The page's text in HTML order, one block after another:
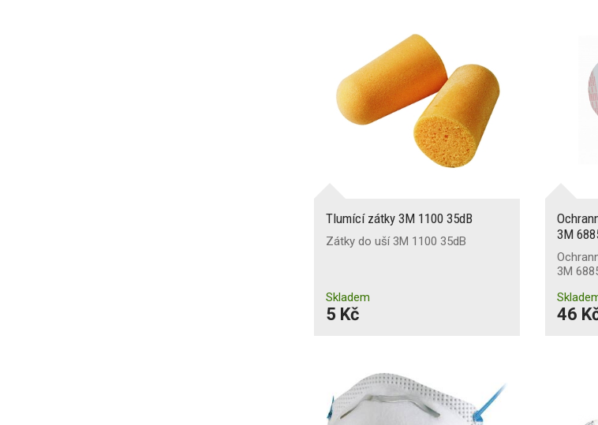
Tlumící zátky 3M 1100 35dB
Zátky do uší 3M 1100 35dB
Skladem
5 Kč
3M
3M
46